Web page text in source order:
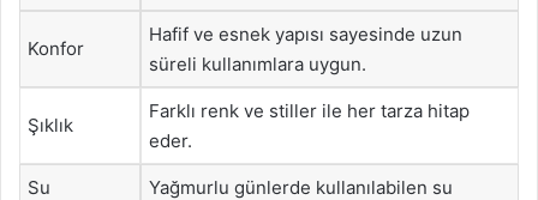
Konfor
Hafif ve esnek yapısı sayesinde uzun
süreli kullanımlara uygun.
Şıklık
Farklı renk ve stiller ile her tarza hitap
eder.
Su
Yağmurlu günlerde kullanılabilen su